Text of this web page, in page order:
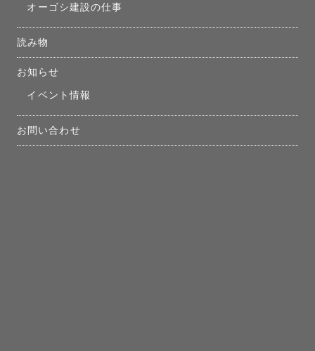
オーゴシ建設の仕事
読み物
お知らせ
イベント情報
お問い合わせ